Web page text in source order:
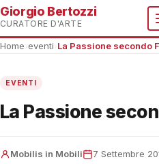
Giorgio Bertozzi
CURATORE D'ARTE
Home eventi La Passione secondo
EVENTI
La Passione
Mobilis in Mobili 7 Settembre